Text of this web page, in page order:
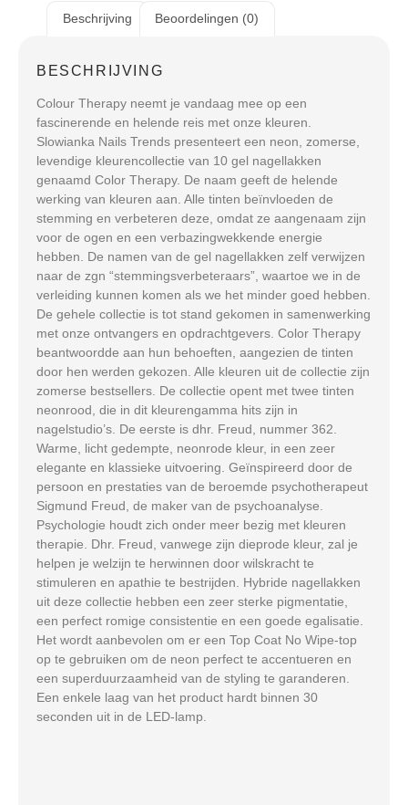
Beschrijving Beoordelingen (0)
BESCHRIJVING
Colour Therapy neemt je vandaag mee op een
fascinerende en helende reis met onze kleuren.
Slowianka Nails Trends presenteert een neon, zomerse,
levendige kleurencollectie van 10 gel nagellakken
genaamd Color Therapy. De naam geeft de helende
werking van kleuren aan. Alle tinten beïnvloeden de
stemming en verbeteren deze, omdat ze aangenaam zijn
voor de ogen en een verbazingwekkende energie
hebben. De namen van de gel nagellakken zelf verwijzen
naar de zgn “stemmingsverbeteraars”, waartoe we in de
verleiding kunnen komen als we het minder goed hebben.
De gehele collectie is tot stand gekomen in samenwerking
met onze ontvangers en opdrachtgevers. Color Therapy
beantwoordde aan hun behoeften, aangezien de tinten
door hen werden gekozen. Alle kleuren uit de collectie zijn
zomerse bestsellers. De collectie opent met twee tinten
neonrood, die in dit kleurengamma hits zijn in
nagelstudio’s. De eerste is dhr. Freud, nummer 362.
Warme, licht gedempte, neonrode kleur, in een zeer
elegante en klassieke uitvoering. Geïnspireerd door de
persoon en prestaties van de beroemde psychotherapeut
Sigmund Freud, de maker van de psychoanalyse.
Psychologie houdt zich onder meer bezig met kleuren
therapie. Dhr. Freud, vanwege zijn dieprode kleur, zal je
helpen je welzijn te herwinnen door wilskracht te
stimuleren en apathie te bestrijden. Hybride nagellakken
uit deze collectie hebben een zeer sterke pigmentatie,
een perfect romige consistentie en een goede egalisatie.
Het wordt aanbevolen om er een Top Coat No Wipe-top
op te gebruiken om de neon perfect te accentueren en
een superduurzaamheid van de styling te garanderen.
Een enkele laag van het product hardt binnen 30
seconden uit in de LED-lamp.